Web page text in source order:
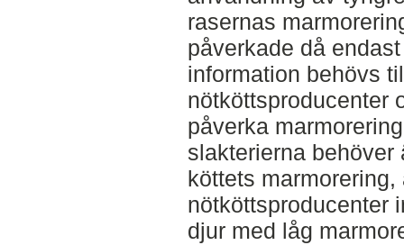
rasernas
påverkade då
information behövs
nötköttsproducenter
påverka
slakterierna behöver
köttets marmorering,
nötköttsproducenter
djur med låg